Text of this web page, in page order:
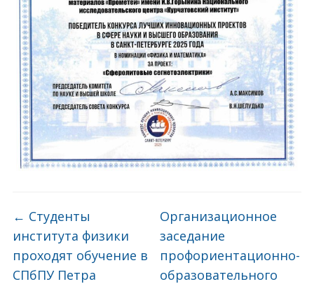
← Студенты
института физики
проходят обучение в
СПбПУ Петра
Организационное
заседание
профориентационно-
образовательного